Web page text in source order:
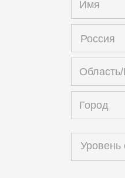
Россия